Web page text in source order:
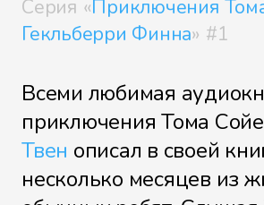
Файл 8
Файл 9
Серия «Приключения
Гекльберри Финна» #1
Всеми любимая
приключения Тома
Твен описал в своей
несколько месяцев из